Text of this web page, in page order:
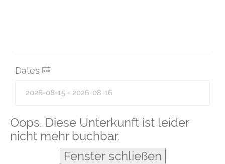
Oops. Diese Unterkunft ist leider
nicht mehr buchbar.
Fenster schließen
Dates
Guests